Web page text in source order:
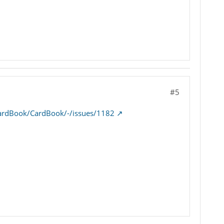
#5
CardBook/-/issues/1182